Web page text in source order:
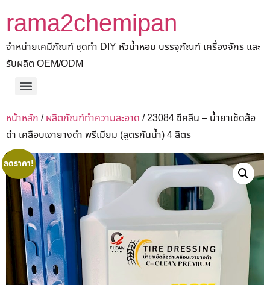
rama2chemipan
จำหน่ายเคมีภัณฑ์ ชุดทำ DIY หัวน้ำหอม บรรจุภัณฑ์ เครื่องจักร และ
รับผลิต OEM/ODM
หน้าหลัก /ผลิตภัณฑ์ทำความสะอาด / 23084 ซีคลีน – น้ำยาเช็ดล้อ
ดำ เคลือบเงายางดำ พรีเมียม (สูตรกันน้ำ) 4 ลิตร
ลดราคา!